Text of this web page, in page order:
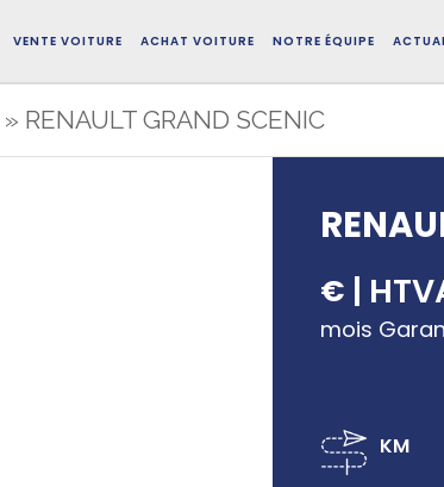
VENTE VOITURE ACHAT VOITURE NOTRE ÉQUIPE
» RENAULT GRAND SCENIC
€ |
mois
KM